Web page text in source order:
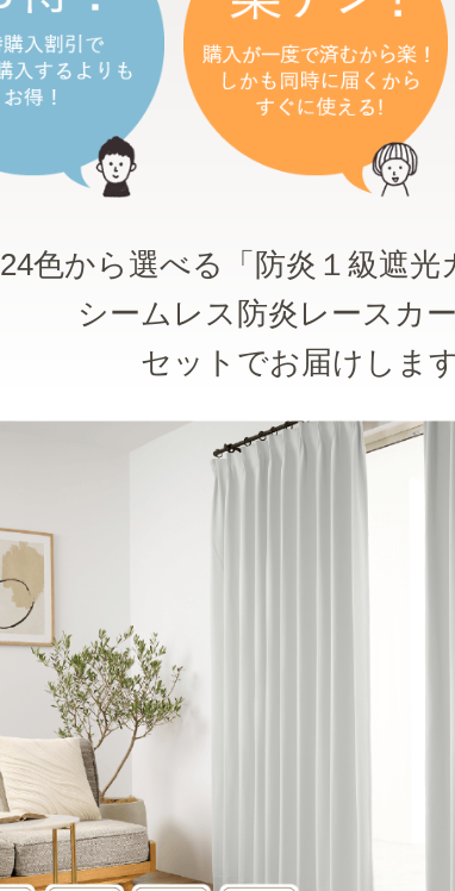
24色から選べる「防炎１級遮光
シームレス防炎レースカ
セットでお届けします